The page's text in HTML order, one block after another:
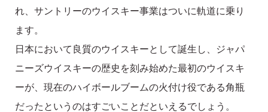
れ、サントリーのウイスキー事業はついに軌道に乗り
ます。
日本において良質のウイスキーとして誕生し、ジャパ
ニーズウイスキーの歴史を刻み始めた最初のウイスキ
ーが、現在のハイボールブームの火付け役である角瓶
だったというのはすごいことだといえるでしょう。